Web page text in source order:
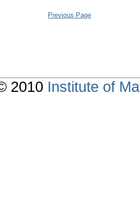
Previous Page
2010 Institute of